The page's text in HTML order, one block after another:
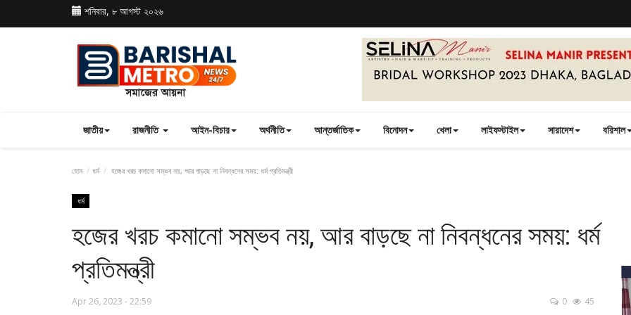
শনিবার, ৮ আগস্ট ২০২৬
জাতীয় রাজনীতি আইন-বিচার অর্থনীতি আন্তর্জাতিক বিনোদন খেলা লাইফস্টাইল সারাদেশ বরিশাল
হোম ধর্ম হজের খরচ কমানো সম্ভব নয়, আর বাড়ছে না নিবন্ধনের সময়: ধর্ম প্রতিমন্ত্রী
ধর্ম
হজের খরচ কমানো সম্ভব নয়, আর বাড়ছে না নিবন্ধনের সময়: ধর্ম
প্রতিমন্ত্রী
Apr 26, 2023 - 22:59 0 45